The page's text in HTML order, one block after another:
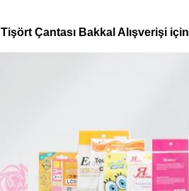
Çantası Bakkal Alışverişi için